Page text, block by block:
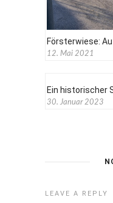
Försterwiese:
12. Mai 2021
Ein historischer
30. Januar 2023
LEAVE A REPLY